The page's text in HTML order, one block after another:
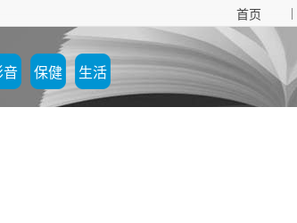
首页
音 保健 生活